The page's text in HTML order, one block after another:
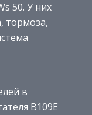
50. У них
тормоза,
в
B109E